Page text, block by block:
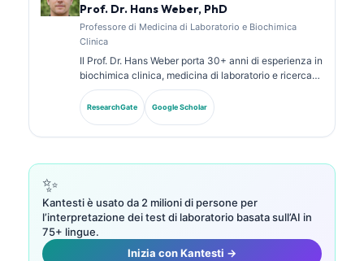
Prof. Dr. Hans Weber, PhD
Professore di Medicina di Laboratorio e Biochimica
Clinica
Il Prof. Dr. Hans Weber porta 30+ anni di esperienza in
biochimica clinica, medicina di laboratorio e ricerca
sui biomarcatori. Ex Presidente della Società Tedesca
di Chimica Clinica, si specializza nell’analisi dei
pannelli diagnostici, nella standardizzazione dei
ResearchGate Google Scholar
✨
Kantesti è usato da 2 milioni di persone per
l’interpretazione dei test di laboratorio basata sull’AI in
75+ lingue.
Inizia con Kantesti →